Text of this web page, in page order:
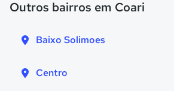
Outros bairros em Coari
Baixo Solimoes
Centro